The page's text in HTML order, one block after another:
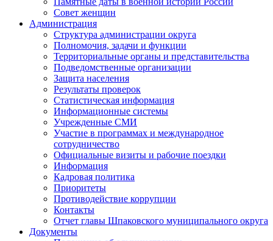
Совет женщин
Администрация
Структура администрации округа
Полномочия, задачи и функции
Территориальные органы и представительства
Подведомственные организации
Защита населения
Результаты проверок
Статистическая информация
Информационные системы
Учрежденные СМИ
Участие в программах и международное
сотрудничество
Официальные визиты и рабочие поездки
Информация
Кадровая политика
Приоритеты
Противодействие коррупции
Контакты
Отчет главы Шпаковского муниципального округа
Документы